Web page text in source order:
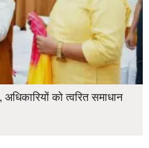
को त्वरित समाधान